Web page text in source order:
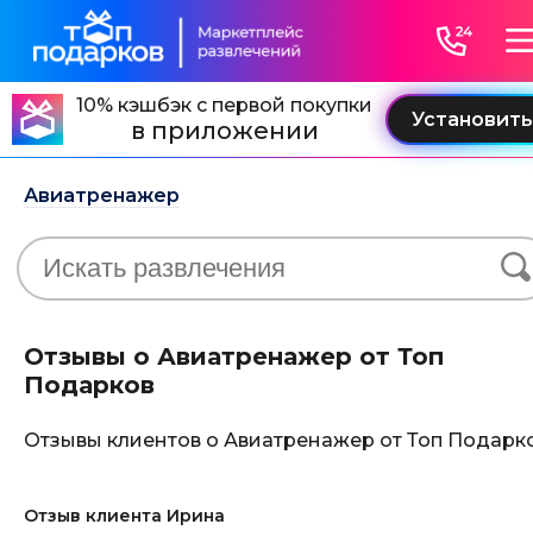
10% кэшбэк с первой покупки
в приложении
Авиатренажер
Отзывы о Авиатренажер от Топ
Подарков
Отзывы клиентов о Авиатренажер от Топ
Отзыв клиента Ирина